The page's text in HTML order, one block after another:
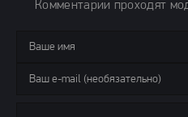
Комментарии проходят